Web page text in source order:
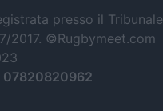
presso il Tribunale
2017. ©Rugbymeet.com
07820820962